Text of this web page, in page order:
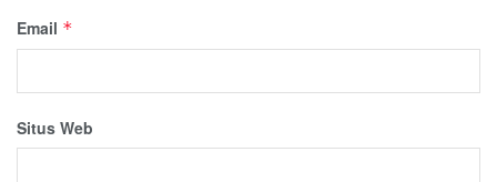
Email *
Situs Web